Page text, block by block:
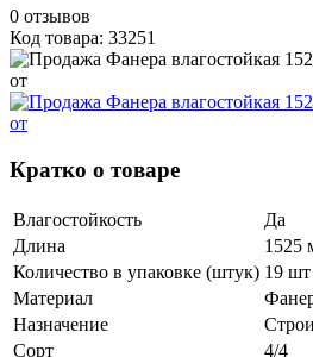
0 отзывов
Код товара: 33251
Кратко о товаре
Влагостойкость
Да
Длина
1525
Количество в упаковке (штук) 19 шт
Материал
Назначение
Сорт
4/4